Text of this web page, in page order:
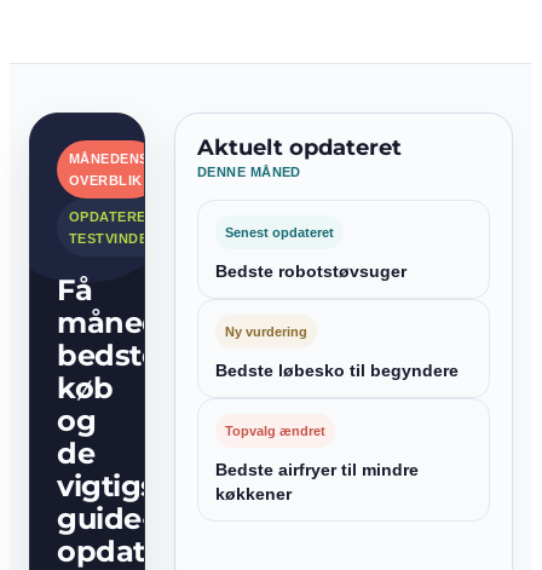
MÅNEDENS
OVERBLIK
OPDATEREDE
TESTVINDERE
Få
månedens
bedste
køb
og
de
vigtigste
guide-
opdateringer
Aktuelt opdateret
DENNE MÅNED
Senest opdateret
Bedste robotstøvsuger
Ny vurdering
Bedste løbesko til begyndere
Topvalg ændret
Bedste airfryer til mindre
køkkener